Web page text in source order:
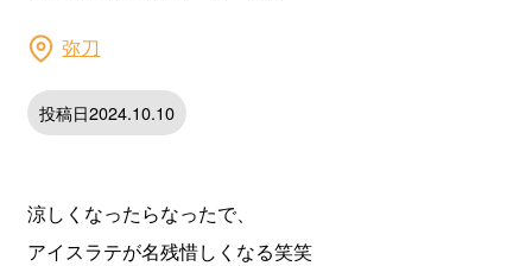
弥刀
投稿日2024.10.10
涼しくなったらなったで、
アイスラテが名残惜しくなる笑笑